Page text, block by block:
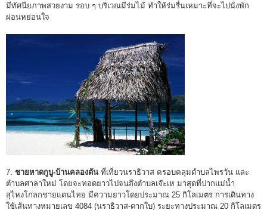
มีทัศนียภาพสวยงาม รอบ ๆ บริเวณมีร่มไม้ ทำให้ร่มรื่นเหมาะที่จะไปนั่งพัก
ผ่อนหย่อนใจ
7. ชายหาดกูบู-บ้านคลองตัน ที่เที่ยวนราธิวาส ครอบคลุมตำบลไพรวัน และ
ตำบลศาลาใหม่ โดยจะทอดยาวไปจนถึงตำบลเจ๊ะเห มาสุดที่ปากแม่น้ำ
สุไหงโกลกชายแดนไทย มีความยาวโดยประมาณ 25 กิโลเมตร การเดินทาง
ใช้เส้นทางหมายเลข 4084 (นราธิวาส-ตากใบ) ระยะทางประมาณ 20 กิโลเมตร